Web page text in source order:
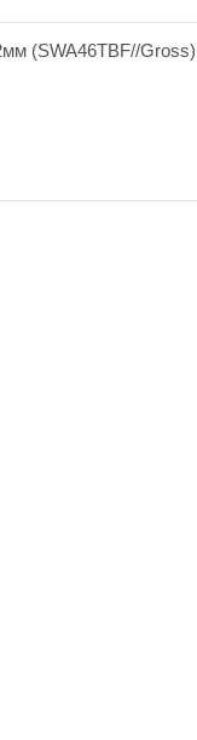
(SWA46TBF//Gross)